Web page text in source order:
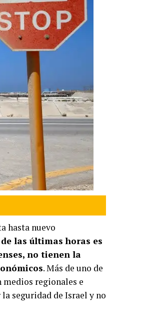
hasta nuevo
las últimas horas es
no tienen la
. Más de uno de
medios regionales e
seguridad de Israel y no